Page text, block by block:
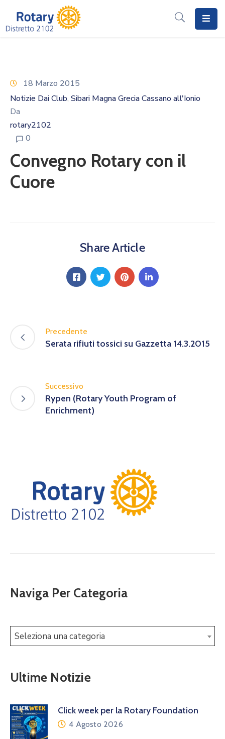
Rotary
Distretto
2102
Notizie
18 Marzo 2015
Notizie Dai Club‚ Sibari Magna Grecia Cassano all'Ionio
Da
rotary2102
0
Convegno Rotary con il
Cuore
Share Article
Precedente
Serata rifiuti tossici su Gazzetta 14.3.2015
Successivo
Rypen (Rotary Youth Program of
Enrichment)
Naviga Per Categoria
Seleziona una categoria
Ultime Notizie
Click week per la Rotary Foundation
4 Agosto 2026